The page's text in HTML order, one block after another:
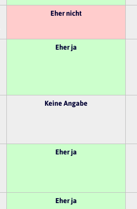
Eher nicht
Eher ja
Keine Angabe
Eher ja
Eher ja